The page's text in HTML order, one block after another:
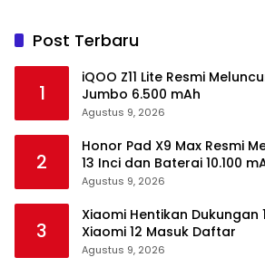
Post Terbaru
1
iQOO Z11 Lite Resmi
Jumbo 6.500 mAh
Agustus 9, 2026
2
Honor Pad X9 Max Resmi
13 Inci dan Baterai 10.100
Agustus 9, 2026
3
Xiaomi Hentikan Dukungan
Xiaomi 12 Masuk Daftar
Agustus 9, 2026